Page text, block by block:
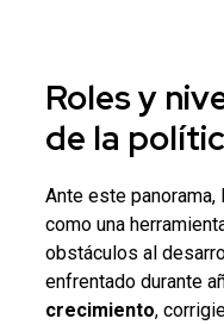
Roles y
de la
Ante este panorama,
como una
obstáculos al
enfrentado durante
crecimiento,